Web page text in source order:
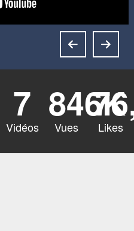
7
Vidéos
846K
Vues Likes